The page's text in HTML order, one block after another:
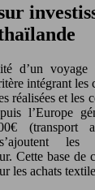
d’un
intégrant les
réalisées et les
l’Europe
(transport
Cette base de
les achats